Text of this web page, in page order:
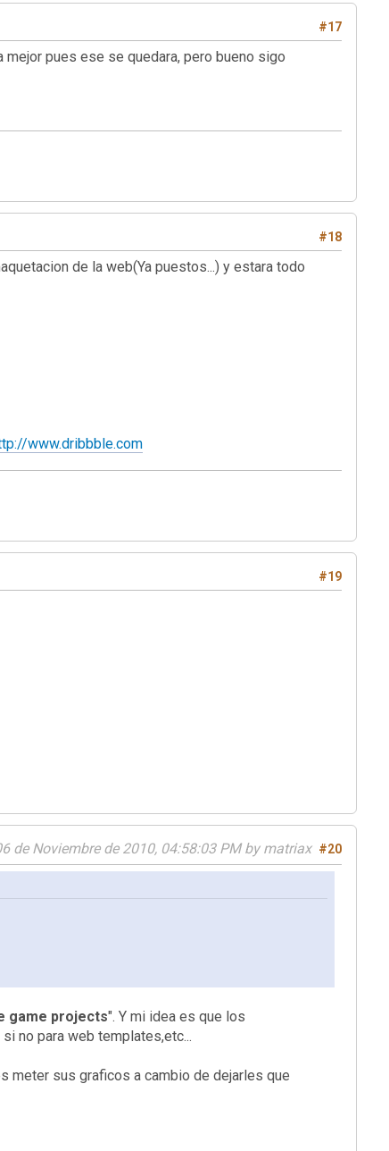
#17
mejor pues ese se quedara, pero bueno sigo
#18
de la web(Ya puestos...) y estara todo
www.dribbble.com
#19
#20
de Noviembre de 2010, 04:58:03 PM by matriax
game projects". Y mi idea es que los
no para web templates,etc...
meter sus graficos a cambio de dejarles que